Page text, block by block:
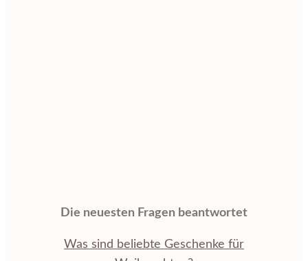
Die neuesten Fragen beantwortet
Was sind beliebte Geschenke für